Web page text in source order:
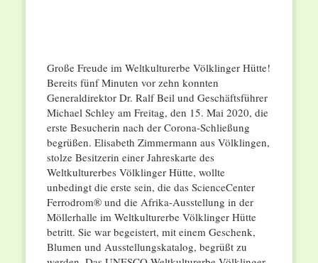
Große Freude im Weltkulturerbe Völklinger Hütte!
Bereits fünf Minuten vor zehn konnten
Generaldirektor Dr. Ralf Beil und Geschäftsführer
Michael Schley am Freitag, den 15. Mai 2020, die
erste Besucherin nach der Corona-Schließung
begrüßen. Elisabeth Zimmermann aus Völklingen,
stolze Besitzerin einer Jahreskarte des
Weltkulturerbes Völklinger Hütte, wollte
unbedingt die erste sein, die das ScienceCenter
Ferrodrom® und die Afrika-Ausstellung in der
Möllerhalle im Weltkulturerbe Völklinger Hütte
betritt. Sie war begeistert, mit einem Geschenk,
Blumen und Ausstellungskatalog, begrüßt zu